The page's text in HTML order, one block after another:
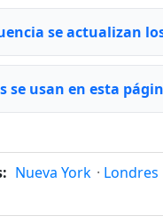
se actualizan
se usan en esta
Nueva York · Londres